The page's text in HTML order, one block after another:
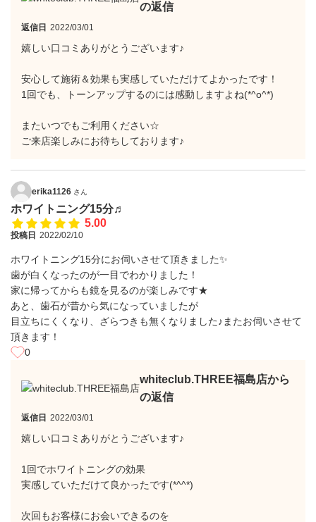
の返信
返信日 2022/03/01
嬉しい口コミありがとうございます♪
安心して施術＆効果も実感していただけてよかったです！
1回でも、トーンアップするのには感動しますよね(*^o^*)
またいつでもご利用ください☆
ご来店楽しみにお待ちしております♪
erika1126 さん
ホワイトニング15分♬
5.00
投稿日 2022/02/10
ホワイトニング15分にお伺いさせて頂きました✨
歯が白くなったのが一目でわかりました！
家に帰ってからも鏡を見るのが楽しみです★
あと、歯石が昔から気になっていましたが
目立ちにくくなり、ざらつきも無くなりました♪またお伺いさせて
頂きます！
0
whiteclub.THREE福島店から
の返信
返信日 2022/03/01
嬉しい口コミありがとうございます♪
1回でホワイトニングの効果
実感していただけて良かったです(*^^*)
次回もお客様にお会いできるのを